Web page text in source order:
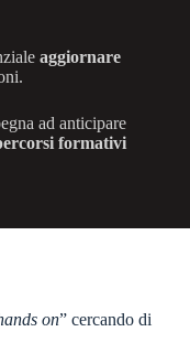
aggiornare
ad anticipare
formativi
on” cercando di